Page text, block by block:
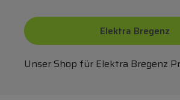
Elektra Bregenz
Unser Shop für Elektra Bregenz